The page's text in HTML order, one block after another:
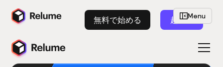
無料で始める 起動Menu